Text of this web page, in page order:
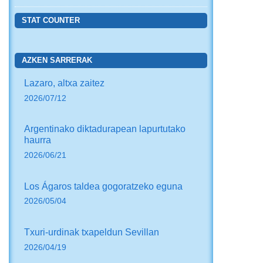
STAT COUNTER
AZKEN SARRERAK
Lazaro, altxa zaitez
2026/07/12
Argentinako diktadurapean lapurtutako
haurra
2026/06/21
Los Ágaros taldea gogoratzeko eguna
2026/05/04
Txuri-urdinak txapeldun Sevillan
2026/04/19